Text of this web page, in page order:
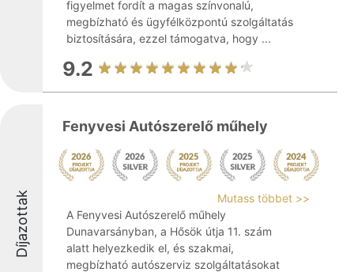
figyelmet fordít a magas színvonalú,
megbízható és ügyfélközpontú szolgáltatás
biztosítására, ezzel támogatva, hogy ...
9.2
Díjazottak
Fenyvesi Autószerelő műhely
Mutass többet >>
A Fenyvesi Autószerelő műhely
Dunavarsányban, a Hősök útja 11. szám
alatt helyezkedik el, és szakmai,
megbízható autószerviz szolgáltatásokat